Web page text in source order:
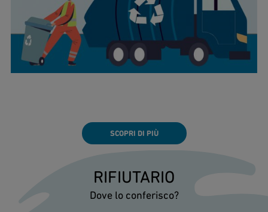
SCOPRI DI PIÙ
RIFIUTARIO
Dove lo conferisco?